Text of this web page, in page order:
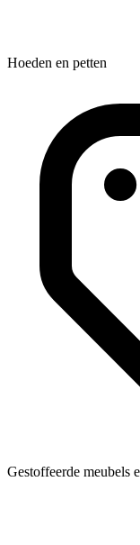
Hoeden en petten
Gestoffeerde meubels